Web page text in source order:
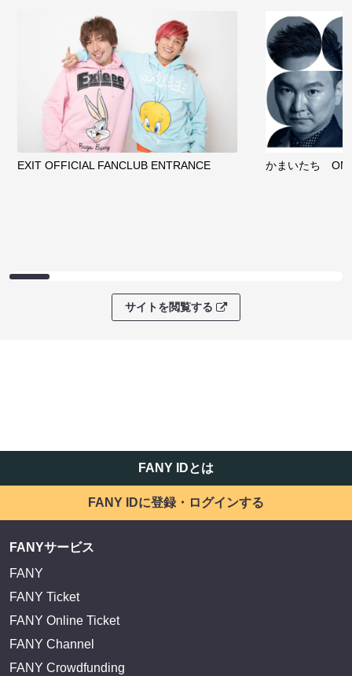
EXIT OFFICIAL FANCLUB ENTRANCE かまいたち
サイトを閲覧する
FANY IDとは
FANY IDに登録・ログインする
FANYサービス
FANY
FANY Ticket
FANY Online Ticket
FANY Channel
FANY Crowdfunding